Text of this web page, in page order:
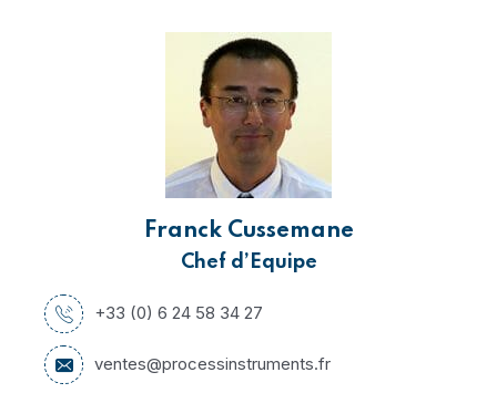
Franck Cussemane
Chef d’Equipe
+33 (0) 6 24 58 34 27
ventes@processinstruments.fr